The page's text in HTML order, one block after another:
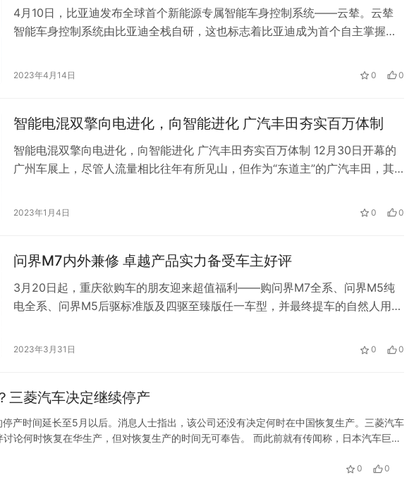
4月10日，比亚迪发布全球首个新能源专属智能车身控制系统——云辇。云辇
智能车身控制系统由比亚迪全栈自研，这也标志着比亚迪成为首个自主掌握智
品，将从舒适、操控、安全、越野等维度大幅提升消费者的驾乘体验。 云辇
2023年4月14日 0 0
智能电混双擎向电进化，向智能进化 广汽丰田夯实百万体制
智能电混双擎向电进化，向智能进化 广汽丰田夯实百万体制 12月30日开幕的
广州车展上，尽管人流量相比往年有所见山，但作为“东道主”的广汽丰田，其
车展上的新动作也是引人注目的重要原因。 车展现场，广汽丰田双擎品牌焕新
2023年1月4日 0 0
问界M7内外兼修 卓越产品实力备受车主好评
3月20日起，重庆欲购车的朋友迎来超值福利——购问界M7全系、问界M5纯
电全系、问界M5后驱标准版及四驱至臻版任一车型，并最终提车的自然人用
礼包。近日，来自成都的苏女士就享受到了问界M7的补贴福利，开启了智驾理
2023年3月31日 0 0
三菱汽车决定继续停产
产时间延长至5月以后。消息人士指出，该公司还没有决定何时在中国恢复生产。三菱汽车
论何时恢复在华生产，但对恢复生产的时间无可奉告。 而此前就有传闻称，日本汽车巨头
0 0
金线莲修护季全国联动，片仔癀化妆品构建
敏肌稳屏障体系